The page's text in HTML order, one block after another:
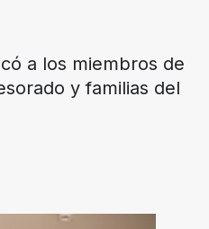
a los miembros de
y familias del